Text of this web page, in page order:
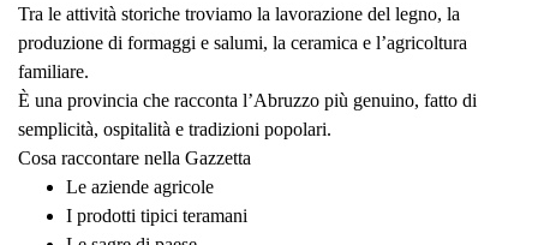
Tra le attività storiche troviamo la lavorazione del legno, la
produzione di formaggi e salumi, la ceramica e l’agricoltura
familiare.
È una provincia che racconta l’Abruzzo più genuino, fatto di
semplicità, ospitalità e tradizioni popolari.
Cosa raccontare nella Gazzetta
Le aziende agricole
I prodotti tipici teramani